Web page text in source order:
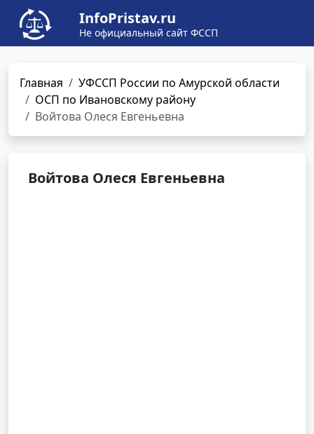
InfoPristav.ru
Не официальный сайт ФССП
Главная
УФССП России по Амурской области
ОСП по Ивановскому району
Войтова Олеся Евгеньевна
Войтова Олеся Евгеньевна